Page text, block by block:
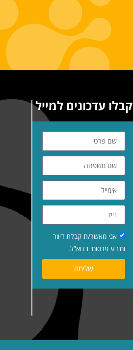
קבלו עדכונים למייל
אני מאשר/ת קבלת דיוור
ומידע פרסומי בדוא”ל.
שליחה